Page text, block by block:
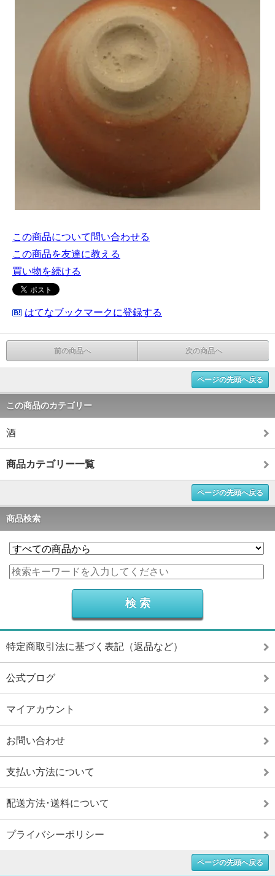
この商品について問い合わせる
この商品を友達に教える
買い物を続ける
はてなブックマークに登録する
前の商品へ 次の商品へ
ページの先頭へ戻る
この商品のカテゴリー
酒
商品カテゴリー一覧
ページの先頭へ戻る
商品検索
特定商取引法に基づく表記（返品など）
公式ブログ
マイアカウント
お問い合わせ
支払い方法について
配送方法･送料について
プライバシーポリシー
ページの先頭へ戻る